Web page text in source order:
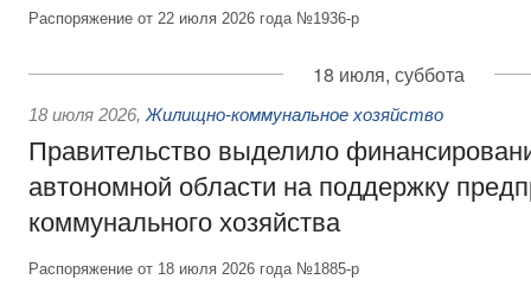
Распоряжение от 22 июля 2026 года №1936-р
18 июля, суббота
18 июля 2026, Жилищно-коммунальное хозяйство
Правительство выделило
автономной области на поддержку
коммунального хозяйства
Распоряжение от 18 июля 2026 года №1885-р